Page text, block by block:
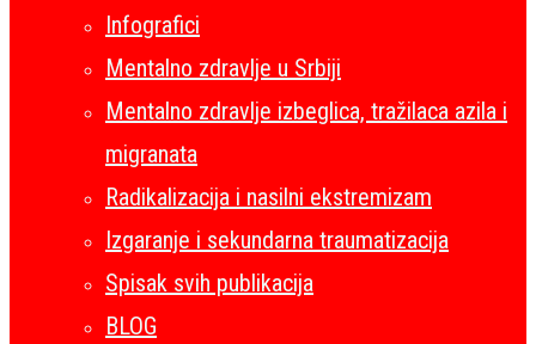
Infografici
Mentalno zdravlje u Srbiji
Mentalno zdravlje izbeglica, tražilaca azila i
migranata
Radikalizacija i nasilni ekstremizam
Izgaranje i sekundarna traumatizacija
Spisak svih publikacija
BLOG